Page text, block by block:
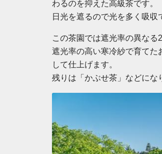
わるのを抑えた高級茶です。
日光を遮るので光を多く吸収
この茶園では遮光率の異なる
遮光率の高い寒冷紗で育てた
して仕上げます。
残りは「かぶせ茶」などにな